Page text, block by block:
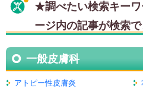
★調べたい検索キー
ージ内の記事が検索で
一般皮膚科
アトピー性皮膚炎